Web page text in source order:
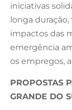
iniciativas
longa
impactos das
emergência
os empregos,
PROPOSTAS
GRANDE DO